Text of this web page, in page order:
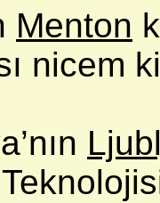
Menton
nicem